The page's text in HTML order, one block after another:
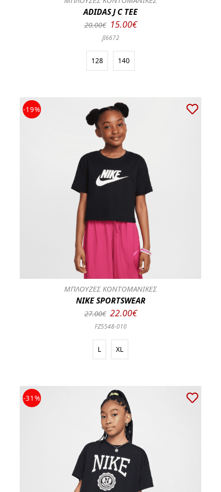
ADIDAS J C TEE
20.00€ 15.00€
JI6672
128 140
-19%
ΜΠΛΟΥΖΕΣ ΚΟΝΤΟΜΑΝΙΚΕΣ
NIKE SPORTSWEAR
27.00€ 22.00€
FZ5548-010
L XL
-31%